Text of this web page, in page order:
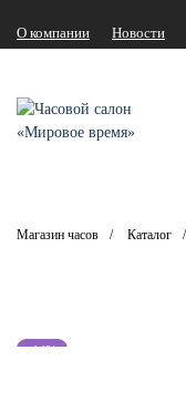
О компании Новости
Магазин часов Каталог
-14%